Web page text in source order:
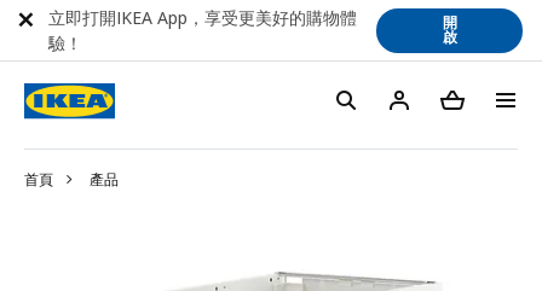
首頁 產品
立即打開IKEA App，享受更美好的購物體
驗！
開
啟